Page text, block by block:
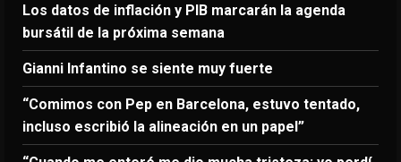
Los datos de inflación y PIB marcarán la agenda
bursátil de la próxima semana
Gianni Infantino se siente muy fuerte
“Comimos con Pep en Barcelona, estuvo tentado,
incluso escribió la alineación en un papel”